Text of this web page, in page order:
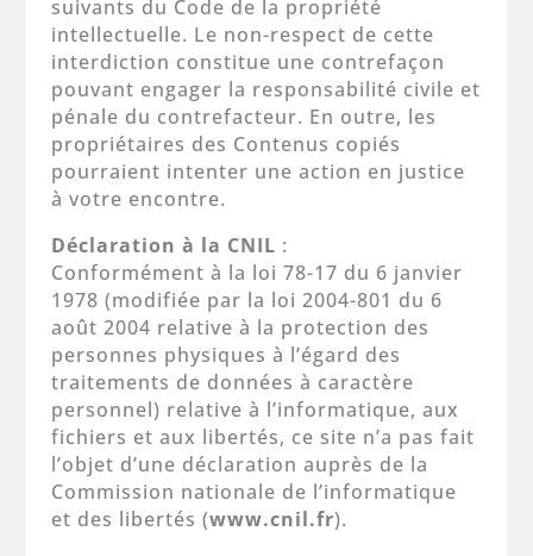
suivants du Code de la propriété
intellectuelle. Le non-respect de cette
interdiction constitue une contrefaçon
pouvant engager la responsabilité civile et
pénale du contrefacteur. En outre, les
propriétaires des Contenus copiés
pourraient intenter une action en justice
à votre encontre.
Déclaration à la CNIL :
Conformément à la loi 78-17 du 6 janvier
1978 (modifiée par la loi 2004-801 du 6
août 2004 relative à la protection des
personnes physiques à l’égard des
traitements de données à caractère
personnel) relative à l’informatique, aux
fichiers et aux libertés, ce site n’a pas fait
l’objet d’une déclaration auprès de la
Commission nationale de l’informatique
et des libertés (www.cnil.fr).